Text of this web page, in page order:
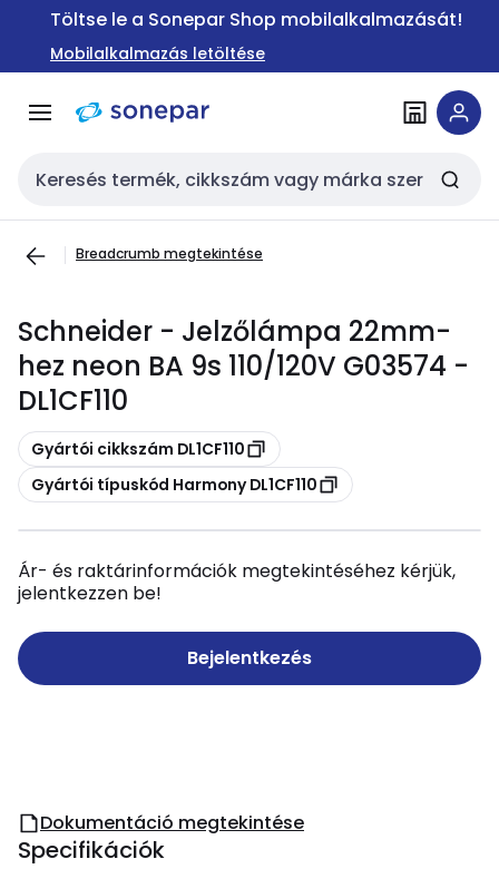
Ugrás a
Ugrás a
tartalomra
Töltse le a Sonepar Shop mobilalkalmazását!
Mobilalkalmazás letöltése
Keresési bemenet
Breadcrumb megtekintése
Schneider - Jelzőlámpa 22mm-
hez neon BA 9s 110/120V G03574 -
DL1CF110
Másolás
Gyártói cikkszám DL1CF110
Másolás
Gyártói típuskód Harmony DL1CF110
Ár- és raktárinformációk megtekintéséhez kérjük,
jelentkezzen be!
Bejelentkezés
Dokumentáció megtekintése
Specifikációk